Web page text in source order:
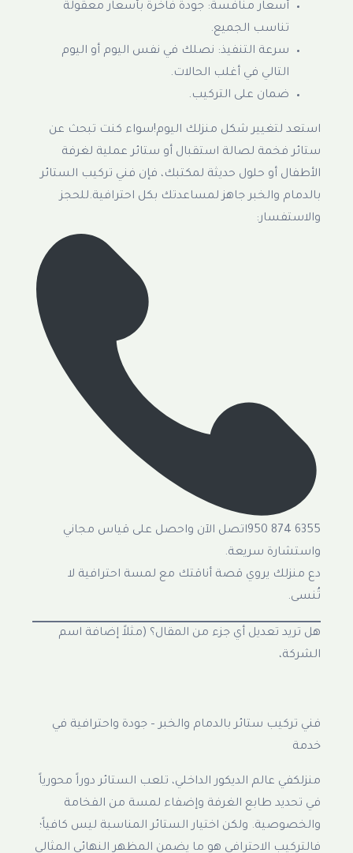
أسعار منافسة: جودة فاخرة بأسعار معقولة
تناسب الجميع.
سرعة التنفيذ: نصلك في نفس اليوم أو اليوم
التالي في أغلب الحالات.
ضمان على التركيب.
استعد لتغيير شكل منزلك اليوم!سواء كنت تبحث عن
ستائر فخمة لصالة استقبال أو ستائر عملية لغرفة
الأطفال أو حلول حديثة لمكتبك، فإن فني تركيب الستائر
بالدمام والخبر جاهز لمساعدتك بكل احترافية.للحجز
والاستفسار:
6355 874 950اتصل الآن واحصل على قياس مجاني
واستشارة سريعة.
دع منزلك يروي قصة أناقتك مع لمسة احترافية لا
تُنسى.
هل تريد تعديل أي جزء من المقال؟ (مثلاً إضافة اسم
الشركة،
فني تركيب ستائر بالدمام والخبر – جودة واحترافية في
خدمة
منزلكفي عالم الديكور الداخلي، تلعب الستائر دوراً محورياً
في تحديد طابع الغرفة وإضفاء لمسة من الفخامة
والخصوصية. ولكن اختيار الستائر المناسبة ليس كافياً؛
فالتركيب الاحترافي هو ما يضمن المظهر النهائي المثالي